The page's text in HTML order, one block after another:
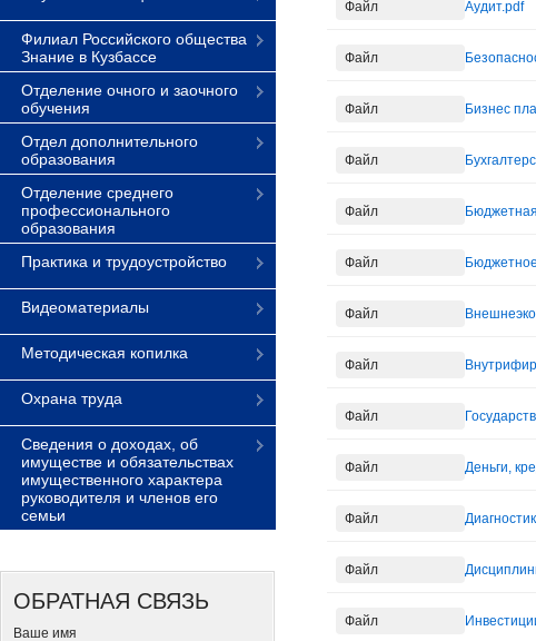
Филиал Российского общества
Знание в Кузбассе
Отделение очного и заочного
обучения
Отдел дополнительного
образования
Отделение среднего
профессионального
образования
Практика и трудоустройство
Видеоматериалы
Методическая копилка
Охрана труда
Сведения о доходах, об
имуществе и обязательствах
имущественного характера
руководителя и членов его
семьи
ОБРАТНАЯ СВЯЗЬ
Ваше имя
Файл Аудит.pdf
Файл
Файл Бизнес
Файл
Файл
Файл
Файл
Файл
Файл
Файл Деньги,
Файл
Файл
Файл